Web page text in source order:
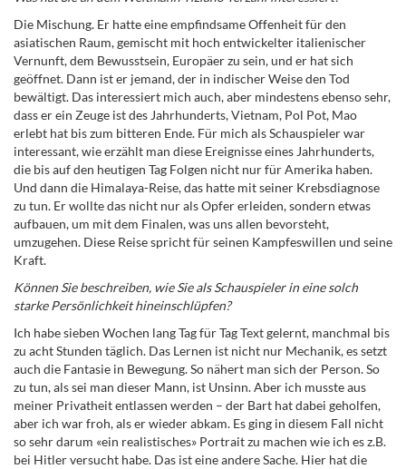
Die Mischung. Er hatte eine empfindsame Offenheit für den
asiatischen Raum, gemischt mit hoch entwickelter italienischer
Vernunft, dem Bewusstsein, Europäer zu sein, und er hat sich
geöffnet. Dann ist er jemand, der in indischer Weise den Tod
bewältigt. Das interessiert mich auch, aber mindestens ebenso sehr,
dass er ein Zeuge ist des Jahrhunderts, Vietnam, Pol Pot, Mao
erlebt hat bis zum bitteren Ende. Für mich als Schauspieler war
interessant, wie erzählt man diese Ereignisse eines Jahrhunderts,
die bis auf den heutigen Tag Folgen nicht nur für Amerika haben.
Und dann die Himalaya-Reise, das hatte mit seiner Krebsdiagnose
zu tun. Er wollte das nicht nur als Opfer erleiden, sondern etwas
aufbauen, um mit dem Finalen, was uns allen bevorsteht,
umzugehen. Diese Reise spricht für seinen Kampfeswillen und seine
Kraft.
Können Sie beschreiben, wie Sie als Schauspieler in eine solch
starke Persönlichkeit hineinschlüpfen?
Ich habe sieben Wochen lang Tag für Tag Text gelernt, manchmal bis
zu acht Stunden täglich. Das Lernen ist nicht nur Mechanik, es setzt
auch die Fantasie in Bewegung. So nähert man sich der Person. So
zu tun, als sei man dieser Mann, ist Unsinn. Aber ich musste aus
meiner Privatheit entlassen werden – der Bart hat dabei geholfen,
aber ich war froh, als er wieder abkam. Es ging in diesem Fall nicht
so sehr darum «ein realistisches» Portrait zu machen wie ich es z.B.
bei Hitler versucht habe. Das ist eine andere Sache. Hier hat die